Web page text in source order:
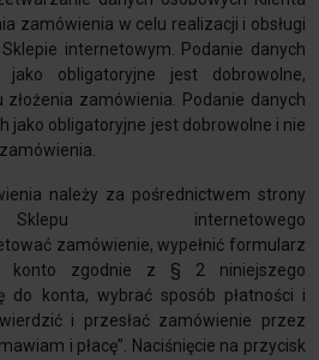
zamówienia w celu realizacji i obsługi
internetowym. Podanie danych
jako obligatoryjne jest dobrowolne,
zamówienia. Podanie danych
jako obligatoryjne jest dobrowolne i nie
należy za pośrednictwem strony
internetowego
zamówienie, wypełnić formularz
konto zgodnie z § 2 niniejszego
do konta, wybrać sposób płatności i
i przesłać zamówienie przez
i płacę”. Naciśnięcie na przycisk